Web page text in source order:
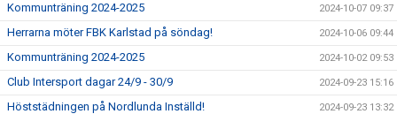
Kommunträning 2024-2025 2024-10-07 09:37
Herrarna möter FBK Karlstad på söndag! 2024-10-06 09:44
Kommunträning 2024-2025 2024-10-02 09:53
Club Intersport dagar 24/9 - 30/9 2024-09-23 15:16
Höststädningen på Nordlunda Inställd! 2024-09-23 13:32